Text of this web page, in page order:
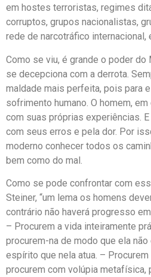
em hostes terroristas, regimes
corruptos, grupos nacionalistas,
rede de narcotráfico internacional,
Como se viu, é grande o poder do
se decepciona com a derrota.
maldade mais perfeita, pois para
sofrimento humano. O homem,
com suas próprias experiências.
com seus erros e pela dor. Por
moderno conhecer todos os
bem como do mal.
Como se pode confrontar com
Steiner, “um lema os homens
contrário não haverá progresso
– Procurem a vida inteiramente
procurem-na de modo que ela
espírito que nela atua. –
procurem com volúpia